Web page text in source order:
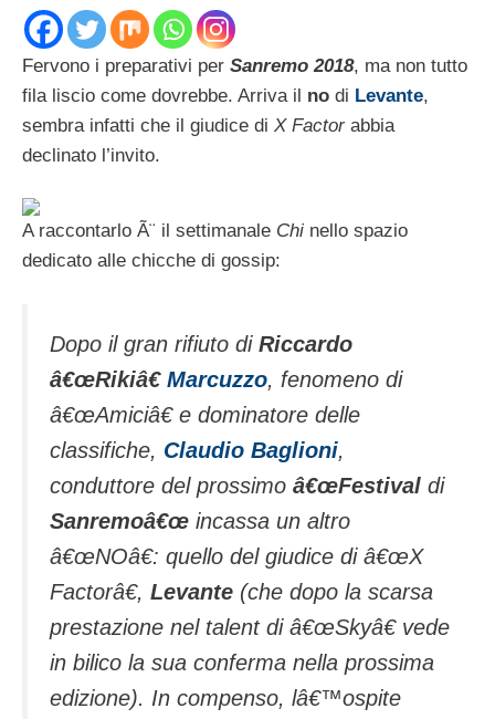
Fervono i preparativi per Sanremo 2018, ma non tutto
fila liscio come dovrebbe. Arriva il no di Levante,
sembra infatti che il giudice di X Factorabbia
declinato l’invito.
A raccontarlo Ã¨ il settimanale Chi nello spazio
dedicato alle chicche di gossip:
Dopo il gran rifiuto di Riccardo
â€œRikiâ€ Marcuzzo, fenomeno di
â€œAmiciâ€ e dominatore delle
classifiche, Claudio Baglioni,
conduttore del prossimo â€œFestival di
Sanremoâ€œ incassa un altro
â€œNOâ€: quello del giudice di â€œX
Factorâ€, Levante (che dopo la scarsa
prestazione nel talent di â€œSkyâ€ vede
in bilico la sua conferma nella prossima
edizione). In compenso, lâ€™ospite